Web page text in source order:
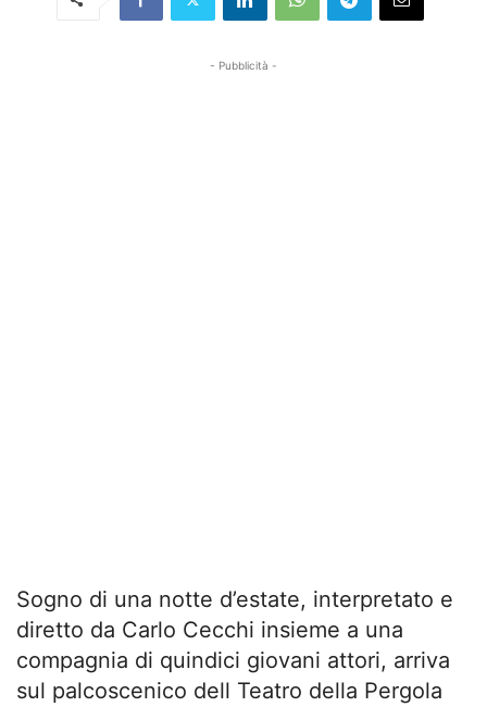
- Pubblicità -
Sogno di una notte d’estate, interpretato e
diretto da Carlo Cecchi insieme a una
compagnia di quindici giovani attori, arriva
sul palcoscenico dell Teatro della Pergola